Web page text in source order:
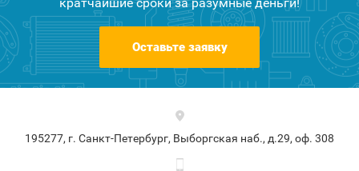
Оставьте заявку
195277, г. Санкт-Петербург, Выборгская наб., д.29, оф. 308